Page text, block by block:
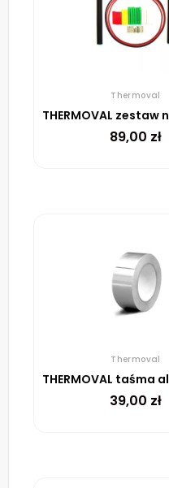
Thermoval
89,00 zł
Thermoval
39,00 zł